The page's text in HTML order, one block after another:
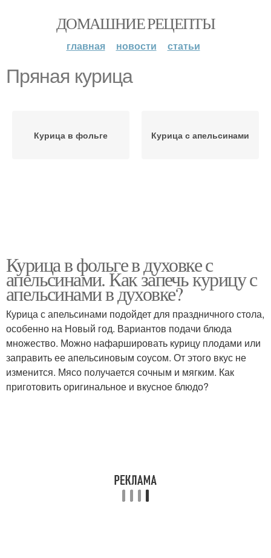
ДОМАШНИЕ РЕЦЕПТЫ
главная новости статьи
Пряная курица
Курица в фольге Курица с апельсинами
Курица в фольге в духовке с
апельсинами. Как запечь курицу с
апельсинами в духовке?
Курица с апельсинами подойдет для праздничного стола,
особенно на Новый год. Вариантов подачи блюда
множество. Можно нафаршировать курицу плодами или
заправить ее апельсиновым соусом. От этого вкус не
изменится. Мясо получается сочным и мягким. Как
приготовить оригинальное и вкусное блюдо?